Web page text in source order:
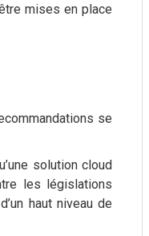
mises en place
se
solution cloud
les législations
haut niveau de